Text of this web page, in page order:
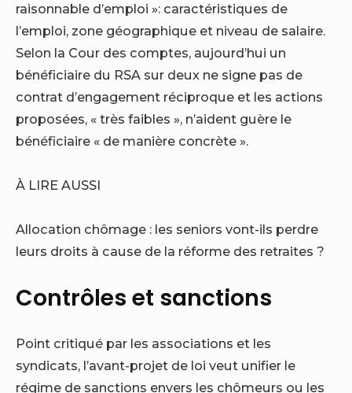
raisonnable d’emploi »: caractéristiques de
l’emploi, zone géographique et niveau de salaire.
Selon la Cour des comptes, aujourd’hui un
bénéficiaire du RSA sur deux ne signe pas de
contrat d’engagement réciproque et les actions
proposées, « très faibles », n’aident guère le
bénéficiaire « de manière concrète ».
À LIRE AUSSI
Allocation chômage : les seniors vont-ils perdre
leurs droits à cause de la réforme des retraites ?
Contrôles et sanctions
Point critiqué par les associations et les
syndicats, l’avant-projet de loi veut unifier le
régime de sanctions envers les chômeurs ou les